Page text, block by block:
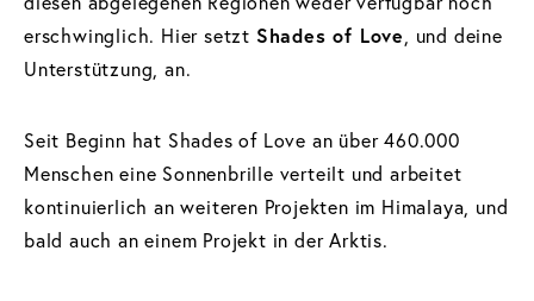
erschwinglich. Hier setzt Shades of Love , und deine
Unterstützung, an.
Seit Beginn hat Shades of Love an über 460.000
Menschen eine Sonnenbrille verteilt und arbeitet
kontinuierlich an weiteren Projekten im Himalaya, und
bald auch an einem Projekt in der Arktis.